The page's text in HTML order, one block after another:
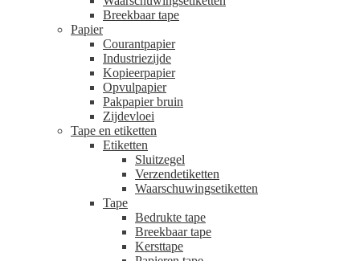
Breekbaar tape
Papier
Courantpapier
Industriezijde
Kopieerpapier
Opvulpapier
Pakpapier bruin
Zijdevloei
Tape en etiketten
Etiketten
Sluitzegel
Verzendetiketten
Waarschuwingsetiketten
Tape
Bedrukte tape
Breekbaar tape
Kersttape